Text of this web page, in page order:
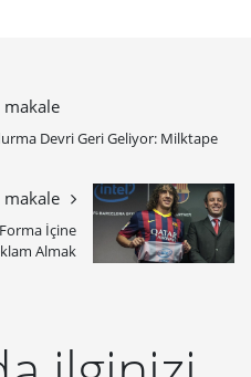
makale
Devri Geri Geliyor: Milktape
İçine
Almak